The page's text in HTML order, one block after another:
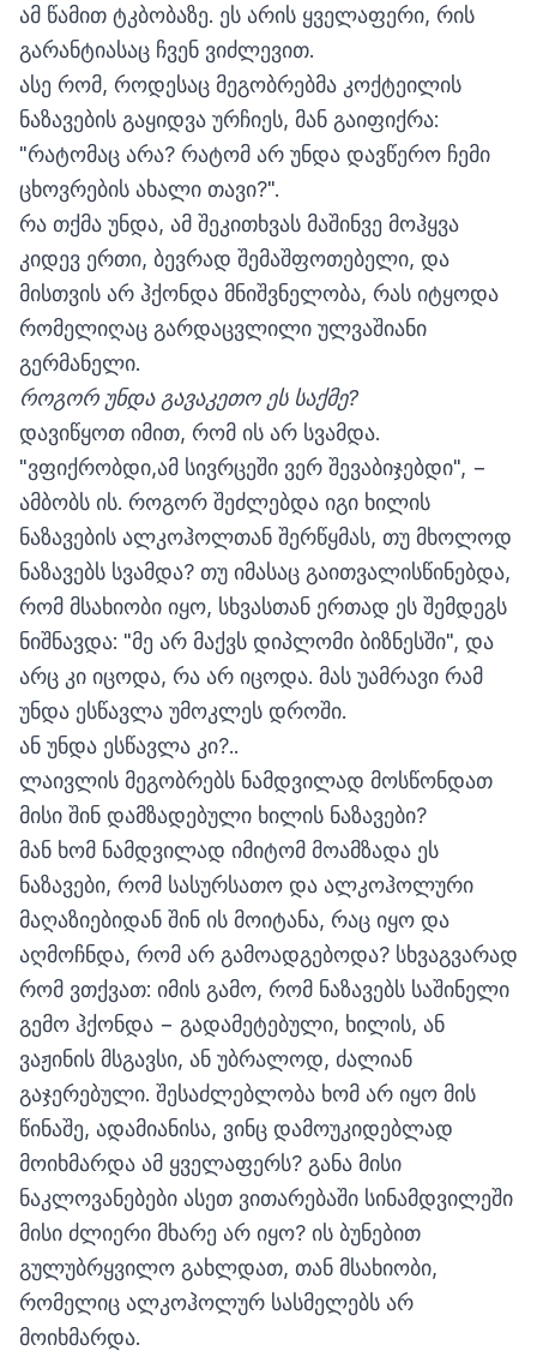
ამ წამით ტკბობაზე. ეს არის ყველაფერი, რის
გარანტიასაც ჩვენ ვიძლევით.
ასე რომ, როდესაც მეგობრებმა კოქტეილის
ნაზავების გაყიდვა ურჩიეს, მან გაიფიქრა:
"რატომაც არა? რატომ არ უნდა დავწერო ჩემი
ცხოვრების ახალი თავი?".
რა თქმა უნდა, ამ შეკითხვას მაშინვე მოჰყვა
კიდევ ერთი, ბევრად შემაშფოთებელი, და
მისთვის არ ჰქონდა მნიშვნელობა, რას იტყოდა
რომელიღაც გარდაცვლილი ულვაშიანი
გერმანელი.
როგორ უნდა გავაკეთო ეს საქმე?
დავიწყოთ იმით, რომ ის არ სვამდა.
"ვფიქრობდი,ამ სივრცეში ვერ შევაბიჯებდი", −
ამბობს ის. როგორ შეძლებდა იგი ხილის
ნაზავების ალკოჰოლთან შერწყმას, თუ მხოლოდ
ნაზავებს სვამდა? თუ იმასაც გაითვალისწინებდა,
რომ მსახიობი იყო, სხვასთან ერთად ეს შემდეგს
ნიშნავდა: "მე არ მაქვს დიპლომი ბიზნესში", და
არც კი იცოდა, რა არ იცოდა. მას უამრავი რამ
უნდა ესწავლა უმოკლეს დროში.
ან უნდა ესწავლა კი?..
ლაივლის მეგობრებს ნამდვილად მოსწონდათ
მისი შინ დამზადებული ხილის ნაზავები?
მან ხომ ნამდვილად იმიტომ მოამზადა ეს
ნაზავები, რომ სასურსათო და ალკოჰოლური
მაღაზიებიდან შინ ის მოიტანა, რაც იყო და
აღმოჩნდა, რომ არ გამოადგებოდა? სხვაგვარად
რომ ვთქვათ: იმის გამო, რომ ნაზავებს საშინელი
გემო ჰქონდა − გადამეტებული, ხილის, ან
ვაჟინის მსგავსი, ან უბრალოდ, ძალიან
გაჯერებული. შესაძლებლობა ხომ არ იყო მის
წინაშე, ადამიანისა, ვინც დამოუკიდებლად
მოიხმარდა ამ ყველაფერს? განა მისი
ნაკლოვანებები ასეთ ვითარებაში სინამდვილეში
მისი ძლიერი მხარე არ იყო? ის ბუნებით
გულუბრყვილო გახლდათ, თან მსახიობი,
რომელიც ალკოჰოლურ სასმელებს არ
მოიხმარდა.